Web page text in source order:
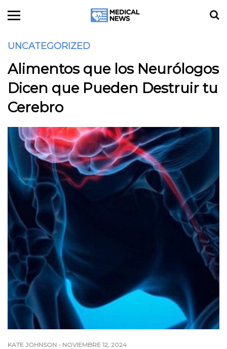
UNCATEGORIZED
Alimentos que los Neurólogos
Dicen que Pueden Destruir tu
Cerebro
KATE JOHNSON - NOVIEMBRE 12, 2024